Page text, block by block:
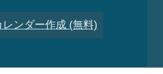
レンダー作成 (無料)